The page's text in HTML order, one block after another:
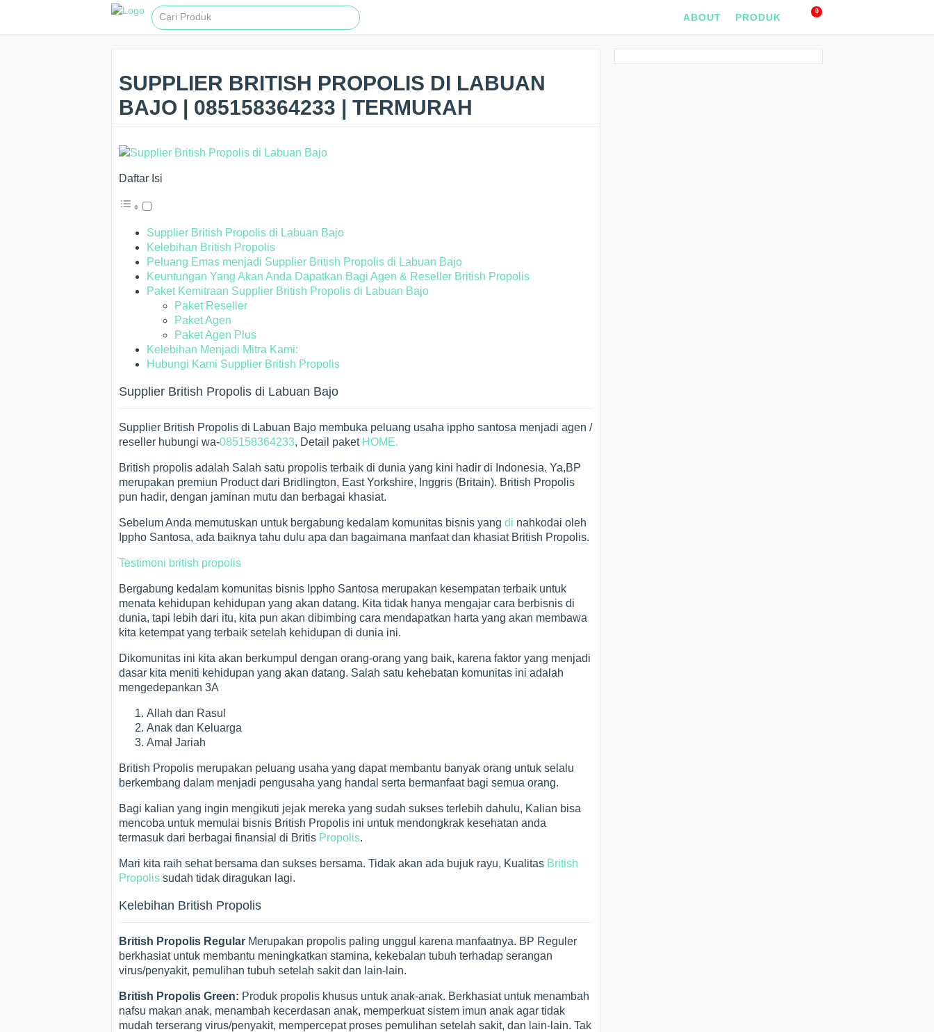
0
ABOUT PRODUK
SUPPLIER BRITISH PROPOLIS DI LABUAN
BAJO | 085158364233 | TERMURAH
Daftar Isi
Supplier British Propolis di Labuan Bajo
Kelebihan British Propolis
Peluang Emas menjadi Supplier British Propolis di Labuan Bajo
Keuntungan Yang Akan Anda Dapatkan Bagi Agen & Reseller British Propolis
Paket Kemitraan Supplier British Propolis di Labuan Bajo
Paket Reseller
Paket Agen
Paket Agen Plus
Kelebihan Menjadi Mitra Kami:
Hubungi Kami Supplier British Propolis
Supplier British Propolis di Labuan Bajo
Supplier British Propolis di Labuan Bajo membuka peluang usaha ippho santosa menjadi agen /
reseller hubungi wa-085158364233, Detail paket HOME.
British propolis adalah Salah satu propolis terbaik di dunia yang kini hadir di Indonesia. Ya,BP
merupakan premiun Product dari Bridlington, East Yorkshire, Inggris (Britain). British Propolis
pun hadir, dengan jaminan mutu dan berbagai khasiat.
Sebelum Anda memutuskan untuk bergabung kedalam komunitas bisnis yang di nahkodai oleh
Ippho Santosa, ada baiknya tahu dulu apa dan bagaimana manfaat dan khasiat British Propolis.
Testimoni british propolis
Bergabung kedalam komunitas bisnis Ippho Santosa merupakan kesempatan terbaik untuk
menata kehidupan kehidupan yang akan datang. Kita tidak hanya mengajar cara berbisnis di
dunia, tapi lebih dari itu, kita pun akan dibimbing cara mendapatkan harta yang akan membawa
kita ketempat yang terbaik setelah kehidupan di dunia ini.
Dikomunitas ini kita akan berkumpul dengan orang-orang yang baik, karena faktor yang menjadi
dasar kita meniti kehidupan yang akan datang. Salah satu kehebatan komunitas ini adalah
mengedepankan 3A
Allah dan Rasul
Anak dan Keluarga
Amal Jariah
British Propolis merupakan peluang usaha yang dapat membantu banyak orang untuk selalu
berkembang dalam menjadi pengusaha yang handal serta bermanfaat bagi semua orang.
Bagi kalian yang ingin mengikuti jejak mereka yang sudah sukses terlebih dahulu, Kalian bisa
mencoba untuk memulai bisnis British Propolis ini untuk mendongkrak kesehatan anda
termasuk dari berbagai finansial di Britis Propolis.
Mari kita raih sehat bersama dan sukses bersama. Tidak akan ada bujuk rayu, Kualitas British
Propolis sudah tidak diragukan lagi.
Kelebihan British Propolis
British Propolis Regular Merupakan propolis paling unggul karena manfaatnya. BP Reguler
berkhasiat untuk membantu meningkatkan stamina, kekebalan tubuh terhadap serangan
virus/penyakit, pemulihan tubuh setelah sakit dan lain-lain.
British Propolis Green: Produk propolis khusus untuk anak-anak. Berkhasiat untuk menambah
nafsu makan anak, menambah kecerdasan anak, memperkuat sistem imun anak agar tidak
mudah terserang virus/penyakit, mempercepat proses pemulihan setelah sakit, dan lain-lain. Tak